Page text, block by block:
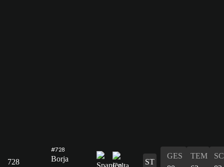
728
#728
Borja
ST
GES
TEM